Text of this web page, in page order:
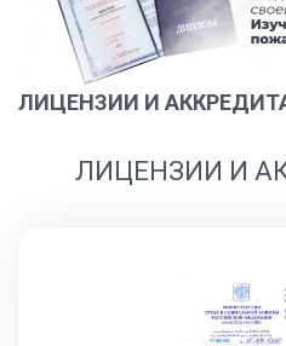
ЛИЦЕНЗИИ И
ЛИЦЕНЗИИ И